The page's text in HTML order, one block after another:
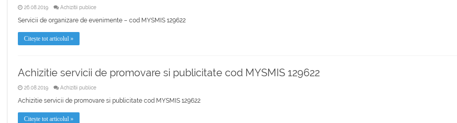
26.08.2019 Achizitii publice
Servicii de organizare de evenimente – cod MYSMIS 129622
Citește tot articolul »
Achizitie servicii de promovare si publicitate cod MYSMIS 129622
26.08.2019 Achizitii publice
Achizitie servicii de promovare si publicitate cod MYSMIS 129622
Citește tot articolul »